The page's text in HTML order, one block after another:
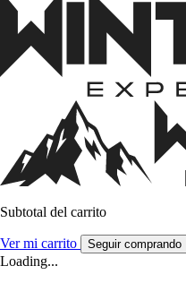
Subtotal del carrito
Ver mi carrito Seguir comprando
Loading...